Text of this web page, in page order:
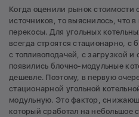
Когда оценили рынок стоимости
источников, то выяснилось, что
перекосы. Для угольных
всегда строятся стационарно, с
с топливоподачей, с загрузкой
появились блочно-модульные
дешевле. Поэтому, в первую
стационарной угольной
модульную. Это фактор,
который сработал на